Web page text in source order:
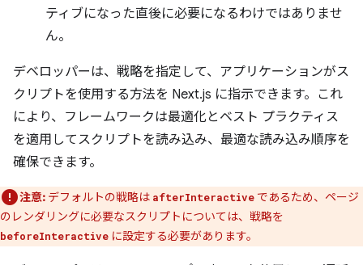
ティブになった直後に必要になるわけではありませ
ん。
デベロッパーは、戦略を指定して、アプリケーションがス
クリプトを使用する方法を Next.js に指示できます。これ
により、フレームワークは最適化とベスト プラクティス
を適用してスクリプトを読み込み、最適な読み込み順序を
確保できます。
注意: デフォルトの戦略は afterInteractive であるため、ページ
のレンダリングに必要なスクリプトについては、戦略を
beforeInteractive に設定する必要があります。